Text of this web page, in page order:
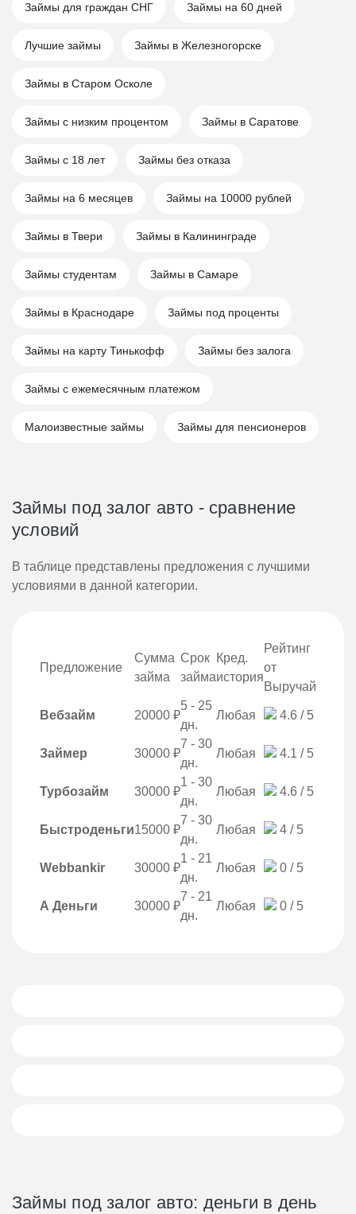
Займы для граждан СНГ Займы на 60 дней
Лучшие займы Займы в Железногорске
Займы в Старом Осколе
Займы с низким процентом Займы в Саратове
Займы с 18 лет Займы без отказа
Займы на 6 месяцев Займы на 10000 рублей
Займы в Твери Займы в Калининграде
Займы студентам Займы в Самаре
Займы в Краснодаре Займы под проценты
Займы на карту Тинькофф Займы без залога
Займы с ежемесячным платежом
Малоизвестные займы Займы для пенсионеров
Займы под залог авто - сравнение
условий
В таблице представлены предложения с лучшими
условиями в данной категории.
Предложение
Сумма
займа
Срок
займа
Кред.
история
Рейтинг
от
Выручай
Вебзайм 20000 ₽
5 - 25
дн.
Любая 4.6 / 5
Займер 30000 ₽
7 - 30
дн.
Любая 4.1 / 5
Турбозайм 30000 ₽
1 - 30
дн.
Любая 4.6 / 5
Быстроденьги15000 ₽
7 - 30
дн.
Любая 4 / 5
Webbankir 30000 ₽
1 - 21
дн.
Любая 0 / 5
А Деньги 30000 ₽
7 - 21
дн.
Любая 0 / 5
Займы под залог авто: деньги в день